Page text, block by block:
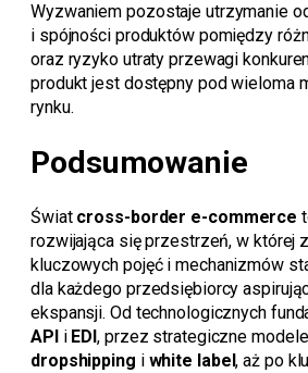
Wyzwaniem pozostaje utrzymanie
i spójności produktów pomiędzy
oraz ryzyko utraty przewagi
produkt jest dostępny pod wieloma
rynku.
Podsumowanie
Świat cross-border e-commerce
rozwijająca się przestrzeń, w której
kluczowych pojęć i mechanizmów
dla każdego przedsiębiorcy
ekspansji. Od technologicznych
API i EDI, przez strategiczne
dropshipping i white label, aż po